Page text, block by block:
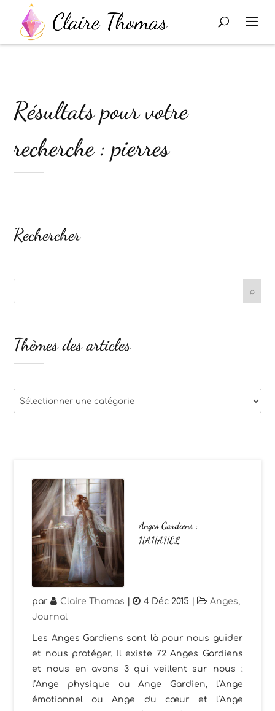
Résultats pour votre
recherche : pierres
Anges Gardiens :
HAHAHEL
par Claire Thomas | 4 Déc 2015 | Anges,
Journal
Les Anges Gardiens sont là pour nous guider
et nous protéger. Il existe 72 Anges Gardiens
et nous en avons 3 qui veillent sur nous :
l’Ange physique ou Ange Gardien, l’Ange
émotionnel ou Ange du cœur et l’Ange
Rechercher
Thèmes des articles
Thèmes
des